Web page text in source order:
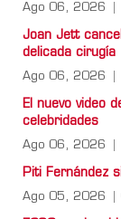
Ago 06, 2026
Joan Jett
delicada cirugía
Ago 06, 2026
El nuevo video
celebridades
Ago 06, 2026
Piti Fernández
Ago 05, 2026